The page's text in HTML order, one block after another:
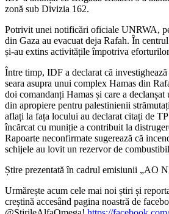
zonă sub Divizia 162.
Potrivit unei notificări oficiale UNRWA,
din Gaza au evacuat deja Rafah. În
și-au extins activitățile împotriva
Între timp, IDF a declarat că
seara asupra unui complex Hamas din
doi comandanți Hamas și care a
din apropiere pentru palestinienii
aflați la fața locului au declarat citați de
încărcat cu muniție a contribuit la
Rapoarte neconfirmate sugerează că
schijele au lovit un rezervor de
Știre prezentată în cadrul emisiunii „AO
Urmărește acum cele mai noi știri și
creștină accesând pagina noastră de